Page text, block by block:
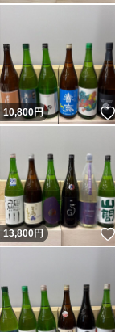
10,800円
13,800円